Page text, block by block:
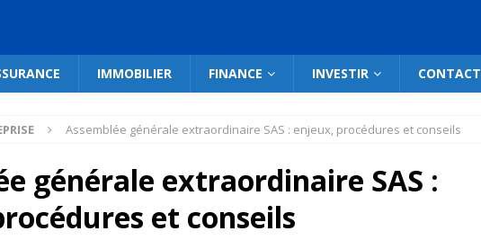
IMMOBILIER FINANCE INVESTIR CONTACT
Assemblée générale extraordinaire SAS : enjeux, procédures et conseils
générale extraordinaire SAS :
et conseils